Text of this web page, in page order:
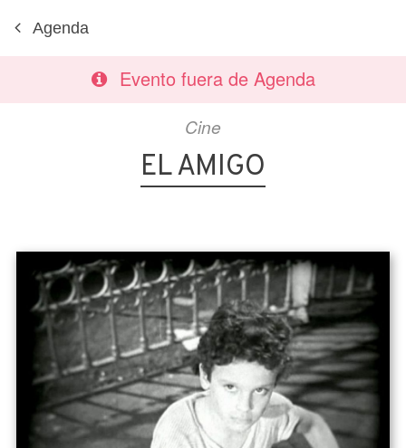
Agenda
Evento fuera de Agenda
Cine
EL AMIGO